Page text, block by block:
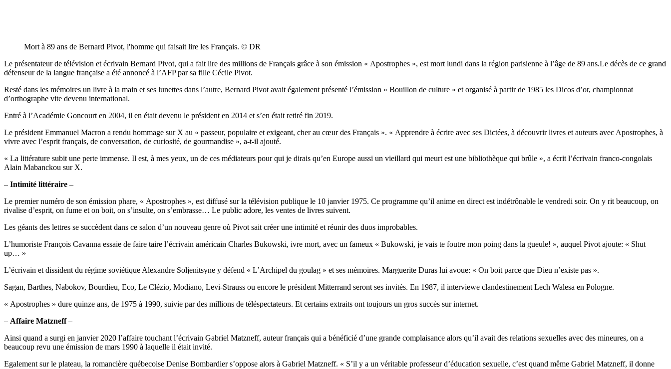
Mort à 89 ans de Bernard Pivot, l'homme qui faisait lire les Français. © DR
Le présentateur de télévision et écrivain Bernard Pivot, qui a fait lire des millions de Français grâce à son émission « Apostrophes », est mort lundi dans la région parisienne à l’âge de 89 ans.Le décès de ce grand
défenseur de la langue française a été annoncé à l’AFP par sa fille Cécile Pivot.
Resté dans les mémoires un livre à la main et ses lunettes dans l’autre, Bernard Pivot avait également présenté l’émission « Bouillon de culture » et organisé à partir de 1985 les Dicos d’or, championnat
d’orthographe vite devenu international.
Entré à l’Académie Goncourt en 2004, il en était devenu le président en 2014 et s’en était retiré fin 2019.
Le président Emmanuel Macron a rendu hommage sur X au « passeur, populaire et exigeant, cher au cœur des Français ». « Apprendre à écrire avec ses Dictées, à découvrir livres et auteurs avec Apostrophes, à
vivre avec l’esprit français, de conversation, de curiosité, de gourmandise », a-t-il ajouté.
« La littérature subit une perte immense. Il est, à mes yeux, un de ces médiateurs pour qui je dirais qu’en Europe aussi un vieillard qui meurt est une bibliothèque qui brûle », a écrit l’écrivain franco-congolais
Alain Mabanckou sur X.
– Intimité littéraire –
Le premier numéro de son émission phare, « Apostrophes », est diffusé sur la télévision publique le 10 janvier 1975. Ce programme qu’il anime en direct est indétrônable le vendredi soir. On y rit beaucoup, on
rivalise d’esprit, on fume et on boit, on s’insulte, on s’embrasse… Le public adore, les ventes de livres suivent.
Les géants des lettres se succèdent dans ce salon d’un nouveau genre où Pivot sait créer une intimité et réunir des duos improbables.
L’humoriste François Cavanna essaie de faire taire l’écrivain américain Charles Bukowski, ivre mort, avec un fameux « Bukowski, je vais te foutre mon poing dans la gueule! », auquel Pivot ajoute: « Shut
up… »
L’écrivain et dissident du régime soviétique Alexandre Soljenitsyne y défend « L’Archipel du goulag » et ses mémoires. Marguerite Duras lui avoue: « On boit parce que Dieu n’existe pas ».
Sagan, Barthes, Nabokov, Bourdieu, Eco, Le Clézio, Modiano, Levi-Strauss ou encore le président Mitterrand seront ses invités. En 1987, il interviewe clandestinement Lech Walesa en Pologne.
« Apostrophes » dure quinze ans, de 1975 à 1990, suivie par des millions de téléspectateurs. Et certains extraits ont toujours un gros succès sur internet.
– Affaire Matzneff–
Ainsi quand a surgi en janvier 2020 l’affaire touchant l’écrivain Gabriel Matzneff, auteur français qui a bénéficié d’une grande complaisance alors qu’il avait des relations sexuelles avec des mineures, on a
beaucoup revu une émission de mars 1990 à laquelle il était invité.
Egalement sur le plateau, la romancière québecoise Denise Bombardier s’oppose alors à Gabriel Matzneff. « S’il y a un véritable professeur d’éducation sexuelle, c’est quand même Gabriel Matzneff, il donne